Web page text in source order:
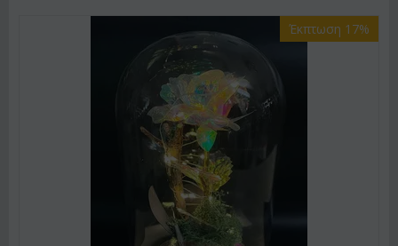
Έκπτωση 17%